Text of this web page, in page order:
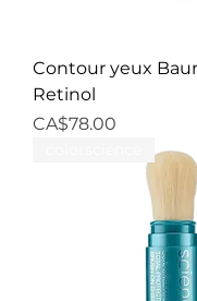
Contour yeux
Retinol
Price
CA$78.00